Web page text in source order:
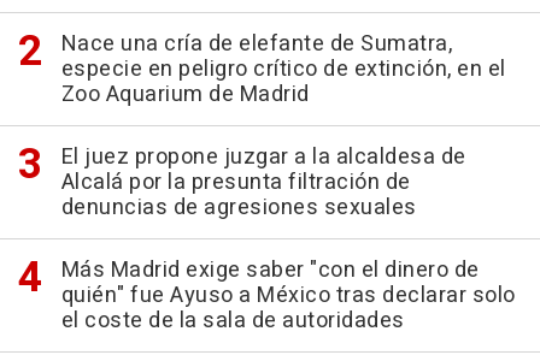
Nace una cría de elefante de Sumatra,
especie en peligro crítico de extinción, en el
Zoo Aquarium de Madrid
El juez propone juzgar a la alcaldesa de
Alcalá por la presunta filtración de
denuncias de agresiones sexuales
Más Madrid exige saber "con el dinero de
quién" fue Ayuso a México tras declarar solo
el coste de la sala de autoridades